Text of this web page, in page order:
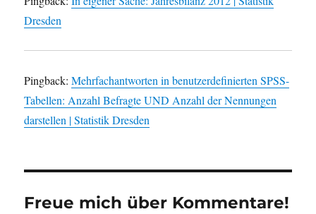
Dresden
Pingback:Mehrfachantworten in benutzerdefinierten SPSS-
Tabellen: Anzahl Befragte UND Anzahl der Nennungen
darstellen | Statistik Dresden
Freue mich über Kommentare!